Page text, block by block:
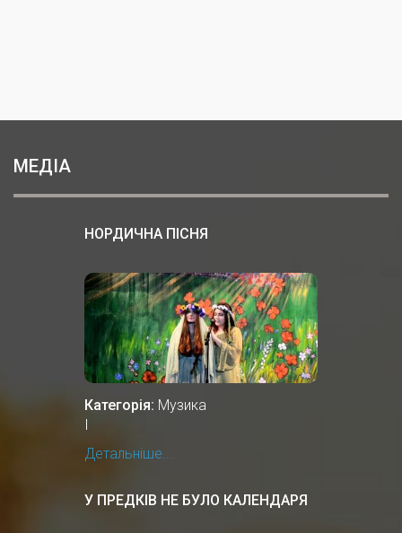
МЕДІА
НОРДИЧНА ПІСНЯ
Категорія: Музика
Детальніше...
У ПРЕДКІВ НЕ БУЛО КАЛЕНДАРЯ